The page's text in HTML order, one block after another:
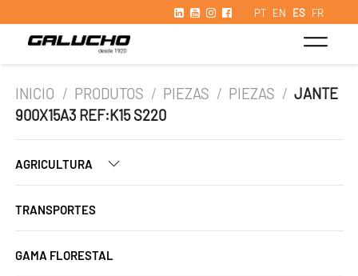
PT EN ES FR
INICIO / PRODUTOS / PIEZAS / PIEZAS / JANTE
900X15A3 REF:K15 S220
AGRICULTURA
TRANSPORTES
GAMA FLORESTAL